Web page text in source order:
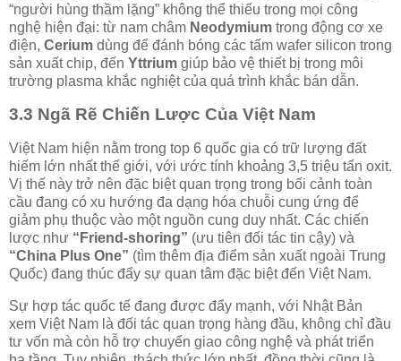
“người hùng thầm lặng” không thể thiếu trong mọi công
nghệ hiện đại: từ nam châm Neodymium trong động cơ xe
điện, Cerium dùng để đánh bóng các tấm wafer silicon trong
sản xuất chip, đến Yttrium giúp bảo vệ thiết bị trong môi
trường plasma khắc nghiệt của quá trình khắc bán dẫn.
3.3 Ngã Rẽ Chiến Lược Của Việt Nam
Việt Nam hiện nằm trong top 6 quốc gia có trữ lượng đất
hiếm lớn nhất thế giới, với ước tính khoảng 3,5 triệu tấn oxit.
Vị thế này trở nên đặc biệt quan trọng trong bối cảnh toàn
cầu đang có xu hướng đa dạng hóa chuỗi cung ứng để
giảm phụ thuộc vào một nguồn cung duy nhất. Các chiến
lược như “Friend-shoring” (ưu tiên đối tác tin cậy) và
“China Plus One” (tìm thêm địa điểm sản xuất ngoài Trung
Quốc) đang thúc đẩy sự quan tâm đặc biệt đến Việt Nam.
Sự hợp tác quốc tế đang được đẩy mạnh, với Nhật Bản
xem Việt Nam là đối tác quan trọng hàng đầu, không chỉ đầu
tư vốn mà còn hỗ trợ chuyển giao công nghệ và phát triển